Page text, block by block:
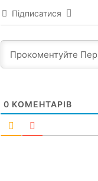
Підписатися
0 КОМЕНТАРІВ